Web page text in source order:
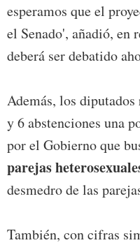
esperamos que el
el Senado', añadió, en
deberá ser debatido
Además, los
y 6 abstenciones una
por el Gobierno que
parejas
desmedro de las
También, con cifras